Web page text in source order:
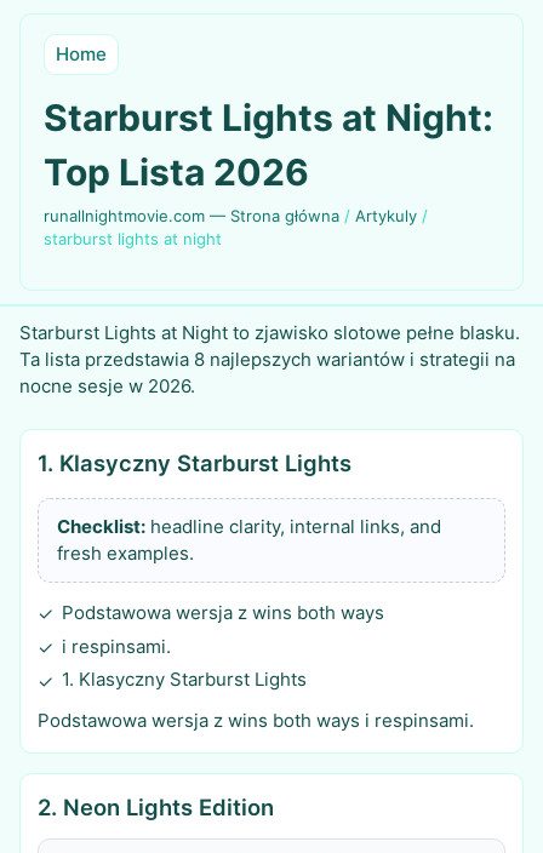
Home
Starburst Lights at Night:
Top Lista 2026
runallnightmovie.com — Strona główna /Artykuly /
starburst lights at night
Starburst Lights at Night to zjawisko slotowe pełne blasku.
Ta lista przedstawia 8 najlepszych wariantów i strategii na
nocne sesje w 2026.
1. Klasyczny Starburst Lights
Checklist:headline clarity, internal links, and
fresh examples.
✓ Podstawowa wersja z wins both ways
✓ i respinsami.
✓ 1. Klasyczny Starburst Lights
Podstawowa wersja z wins both ways i respinsami.
2. Neon Lights Edition